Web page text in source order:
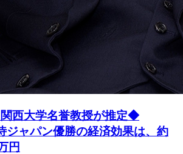
西大学名誉教授が推定◆
ジャパン優勝の経済効果は、約
円